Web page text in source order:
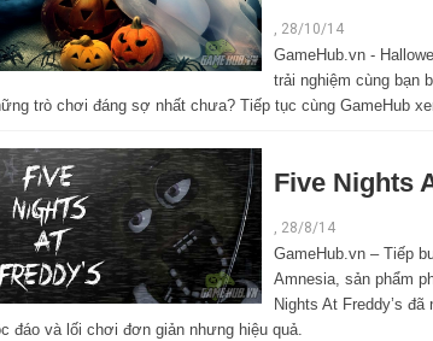
, 28/10/14
GameHub.vn -
trải nghiệm cùng bạn
trò chơi đáng sợ nhất chưa? Tiếp tục cùng GameHub
Five Nights
, 28/8/14
GameHub.vn – Tiếp
Amnesia, sản phẩm
Nights At Freddy’s
đáo và lối chơi đơn giản nhưng hiệu quả.